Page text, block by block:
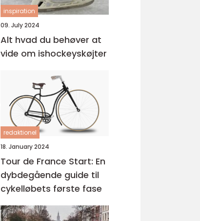
inspiration
09. July 2024
Alt hvad du behøver at
vide om ishockeyskøjter
redaktionel
18. January 2024
Tour de France Start: En
dybdegående guide til
cykelløbets første fase